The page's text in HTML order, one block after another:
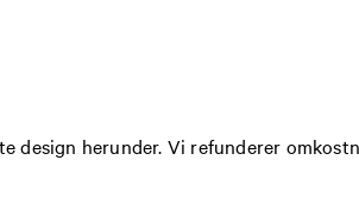
design herunder. Vi refunderer